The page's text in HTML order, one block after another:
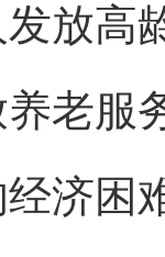
放高
老服
济困